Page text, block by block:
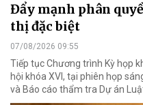
Đẩy mạnh phân
thị đặc biệt
07/08/2026 09:55
Tiếp tục Chương trình Kỳ họp
hội khóa XVI, tại phiên họp
và Báo cáo thẩm tra Dự án